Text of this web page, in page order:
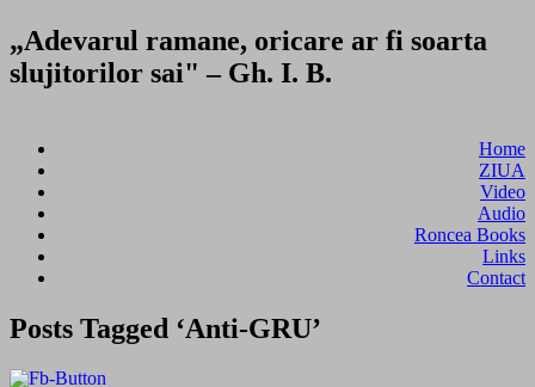
„Adevarul ramane, oricare ar fi soarta
slujitorilor sai" – Gh. I. B.
Home
ZIUA
Video
Audio
Roncea Books
Links
Contact
Posts Tagged ‘Anti-GRU’